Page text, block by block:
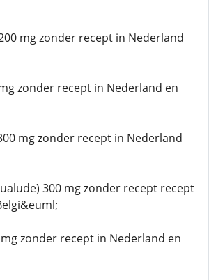
mg zonder recept in Nederland
zonder recept in Nederland en
mg zonder recept in Nederland
300 mg zonder recept recept
zonder recept in Nederland en